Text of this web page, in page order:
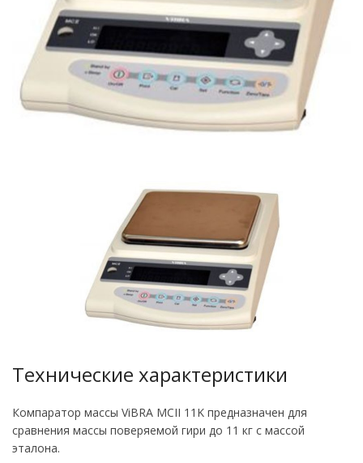
Технические характеристики
Компаратор массы ViBRA MCII 11K предназначен для
сравнения массы поверяемой гири до 11 кг с массой
эталона.